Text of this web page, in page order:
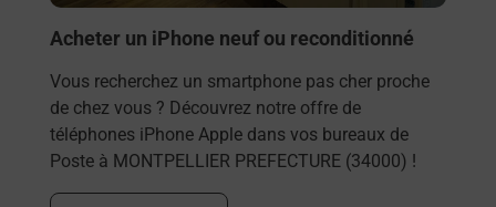
Acheter un iPhone neuf ou reconditionné
Vous recherchez un smartphone pas cher proche
de chez vous ? Découvrez notre offre de
téléphones iPhone Apple dans vos bureaux de
Poste à MONTPELLIER PREFECTURE (34000) !